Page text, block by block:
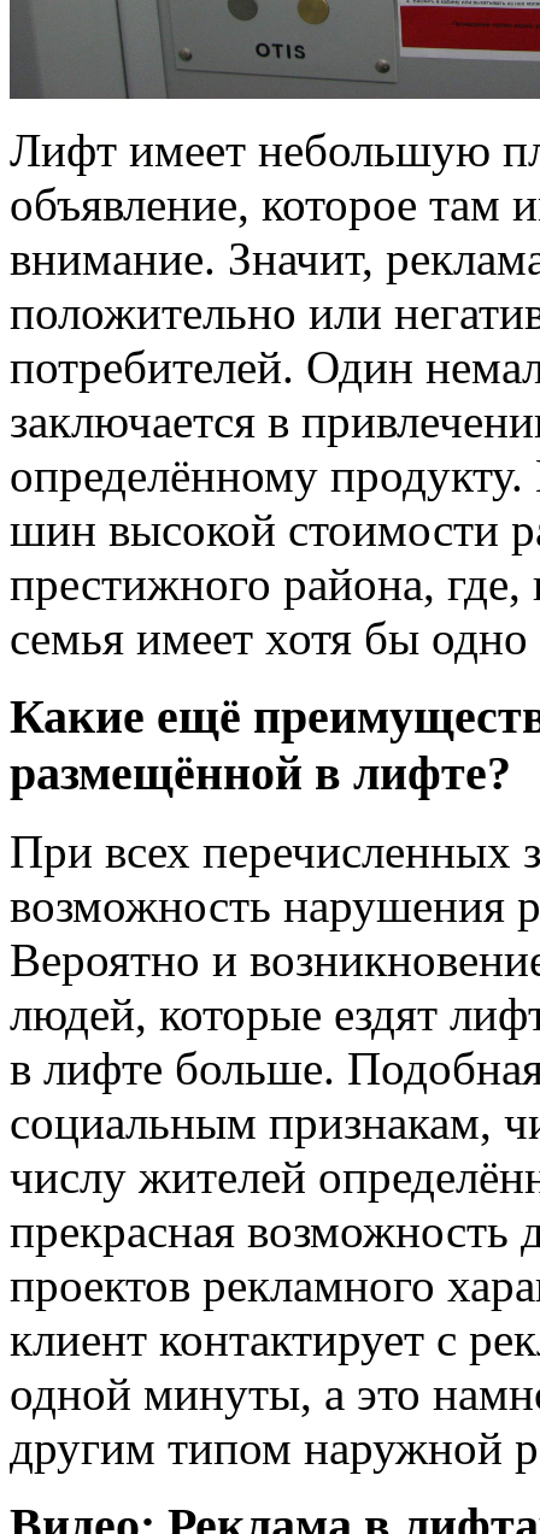
Лифт имеет небольшую
объявление, которое там
внимание. Значит,
положительно или
потребителей. Один
заключается в
определённому
шин высокой стоимости
престижного района,
семья имеет хотя бы
Какие ещё
размещённой в лифте?
При всех перечисленных
возможность нарушения
Вероятно и
людей, которые ездят
в лифте больше.
социальным признакам,
числу жителей
прекрасная возможность
проектов рекламного
клиент контактирует с
одной минуты, а это
другим типом наружной